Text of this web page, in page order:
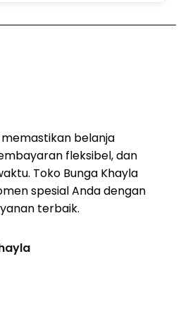
belanja
fleksibel, dan
Toko Bunga Khayla
spesial Anda dengan
terbaik.